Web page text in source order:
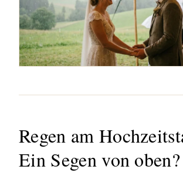
Regen am
Ein Segen von oben?